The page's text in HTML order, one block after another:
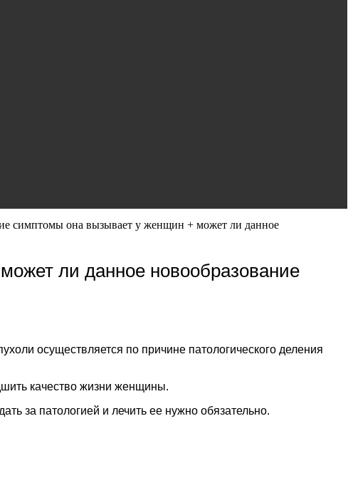
симптомы она вызывает у женщин + может ли данное
ли данное новообразование
осуществляется по причине патологического деления
качество жизни женщины.
за патологией и лечить ее нужно обязательно.